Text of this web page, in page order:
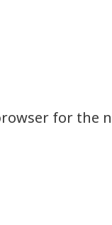
for the